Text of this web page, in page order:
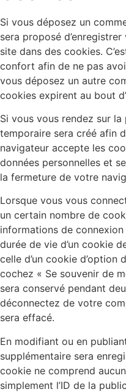
Si vous déposez un
sera proposé
site dans des cookies.
confort afin de ne pas
vous déposez un autre
cookies expirent au bout
Si vous vous rendez sur
temporaire sera créé afin
navigateur accepte les
données personnelles et
la fermeture de votre
Lorsque vous vous
un certain nombre de
informations de connexion
durée de vie d’un cookie
celle d’un cookie d’option
cochez « Se souvenir de
sera conservé pendant
déconnectez de votre
sera effacé.
En modifiant ou en
supplémentaire sera
cookie ne comprend
simplement l’ID de la